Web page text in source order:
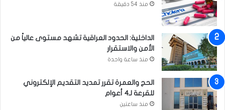
منذ 54 دقيقة
الداخلية: الحدود العراقية تشهد مستوى عالياً من
الأمن والاستقرار
منذ ساعة واحدة
الحج والعمرة تقرر تمديد التقديم الإلكتروني
للقرعة لـ4 أعوام
منذ ساعتين